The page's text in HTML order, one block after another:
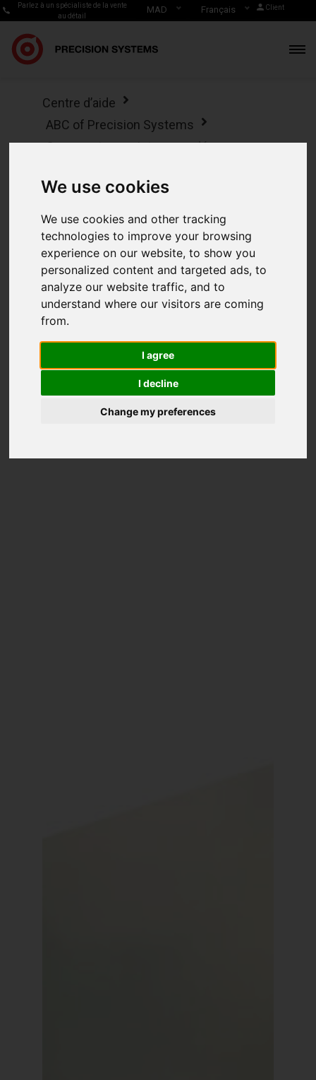
We use cookies
We use cookies and other tracking
technologies to improve your browsing
experience on our website, to show you
personalized content and targeted ads, to
analyze our website traffic, and to
understand where our visitors are coming
from.
I agree
I decline
Change my preferences
Parlez à un spécialiste de la vente
au détail
MAD Français Client
Centre d’aide
ABC of Precision Systems
Comment enregistrer une dépense
Comment
enregistrer une
dépense dans
Precision Systems